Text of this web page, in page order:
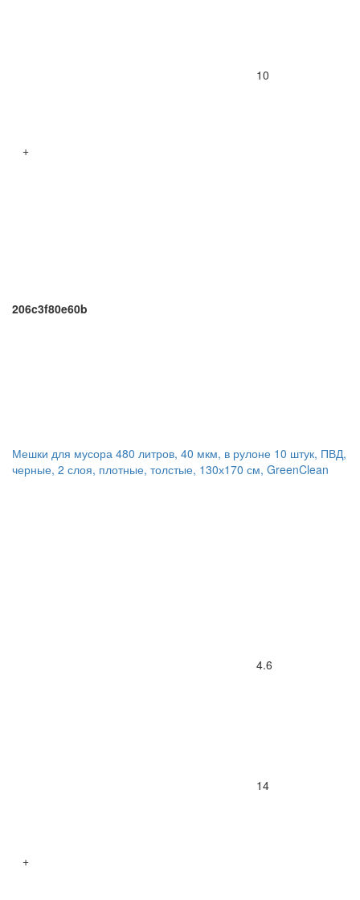
10
+
206c3f80e60b
Мешки для мусора 480 литров, 40 мкм, в рулоне 10 штук, ПВД,
черные, 2 слоя, плотные, толстые, 130х170 см, GreenClean
4.6
14
+